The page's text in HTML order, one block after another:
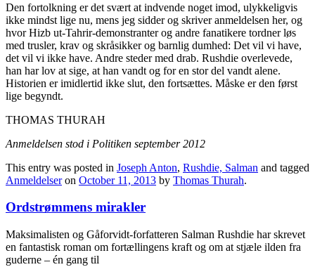
Den fortolkning er det svært at indvende noget imod, ulykkeligvis
ikke mindst lige nu, mens jeg sidder og skriver anmeldelsen her, og
hvor Hizb ut-Tahrir-demonstranter og andre fanatikere tordner løs
med trusler, krav og skråsikker og barnlig dumhed: Det vil vi have,
det vil vi ikke have. Andre steder med drab. Rushdie overlevede,
han har lov at sige, at han vandt og for en stor del vandt alene.
Historien er imidlertid ikke slut, den fortsættes. Måske er den først
lige begyndt.
THOMAS THURAH
Anmeldelsen stod i Politiken september 2012
This entry was posted in Joseph Anton, Rushdie, Salman and tagged
Anmeldelseron October 11, 2013 by Thomas Thurah.
Ordstrømmens mirakler
Maksimalisten og Gåforvidt-forfatteren Salman Rushdie har skrevet
en fantastisk roman om fortællingens kraft og om at stjæle ilden fra
guderne – én gang til